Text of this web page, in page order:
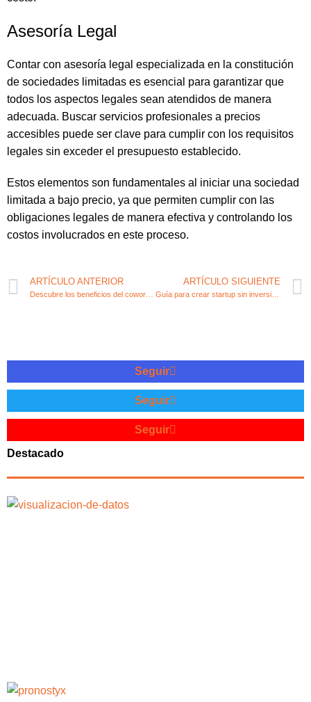
Asesoría Legal
Contar con asesoría legal especializada en la constitución
de sociedades limitadas es esencial para garantizar que
todos los aspectos legales sean atendidos de manera
adecuada. Buscar servicios profesionales a precios
accesibles puede ser clave para cumplir con los requisitos
legales sin exceder el presupuesto establecido.
Estos elementos son fundamentales al iniciar una sociedad
limitada a bajo precio, ya que permiten cumplir con las
obligaciones legales de manera efectiva y controlando los
costos involucrados en este proceso.
ARTÍCULO ANTERIOR ARTÍCULO SIGUIENTE
Guía para crear startup sin inversión: consejos clave
Seguir
Seguir
Seguir
Destacado